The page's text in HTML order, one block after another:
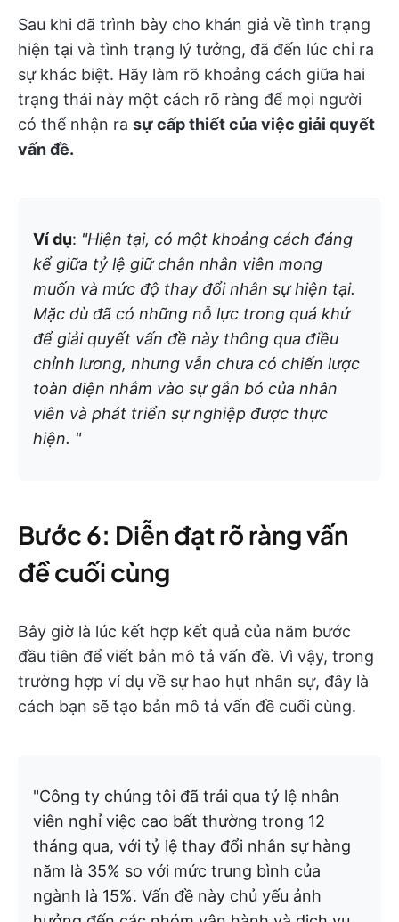
Sau khi đã trình bày cho khán giả về tình trạng
hiện tại và tình trạng lý tưởng, đã đến lúc chỉ ra
sự khác biệt. Hãy làm rõ khoảng cách giữa hai
trạng thái này một cách rõ ràng để mọi người
có thể nhận ra sự cấp thiết của việc giải quyết
vấn đề.
Ví dụ: "Hiện tại, có một khoảng cách đáng
kể giữa tỷ lệ giữ chân nhân viên mong
muốn và mức độ thay đổi nhân sự hiện tại.
Mặc dù đã có những nỗ lực trong quá khứ
để giải quyết vấn đề này thông qua điều
chỉnh lương, nhưng vẫn chưa có chiến lược
toàn diện nhắm vào sự gắn bó của nhân
viên và phát triển sự nghiệp được thực
hiện. "
Bước 6: Diễn đạt rõ ràng vấn
đề cuối cùng
Bây giờ là lúc kết hợp kết quả của năm bước
đầu tiên để viết bản mô tả vấn đề. Vì vậy, trong
trường hợp ví dụ về sự hao hụt nhân sự, đây là
cách bạn sẽ tạo bản mô tả vấn đề cuối cùng.
"Công ty chúng tôi đã trải qua tỷ lệ nhân
viên nghỉ việc cao bất thường trong 12
tháng qua, với tỷ lệ thay đổi nhân sự hàng
năm là 35% so với mức trung bình của
ngành là 15%. Vấn đề này chủ yếu ảnh